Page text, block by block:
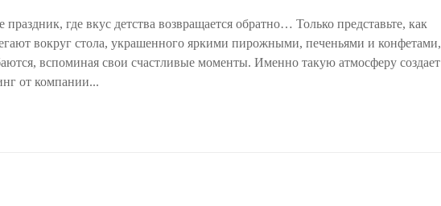
праздник, где вкус детства возвращается обратно… Только представьте, как
вокруг стола, украшенного яркими пирожными, печеньями и конфетами,
вспоминая свои счастливые моменты. Именно такую атмосферу создает
от компании...